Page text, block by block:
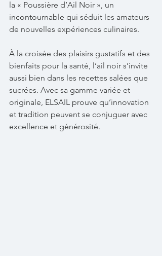
la « Poussière d’Ail Noir », un
incontournable qui séduit les amateurs
de nouvelles expériences culinaires.
À la croisée des plaisirs gustatifs et des
bienfaits pour la santé, l’ail noir s’invite
aussi bien dans les recettes salées que
sucrées. Avec sa gamme variée et
originale, ELSAIL prouve qu’innovation
et tradition peuvent se conjuguer avec
excellence et générosité.